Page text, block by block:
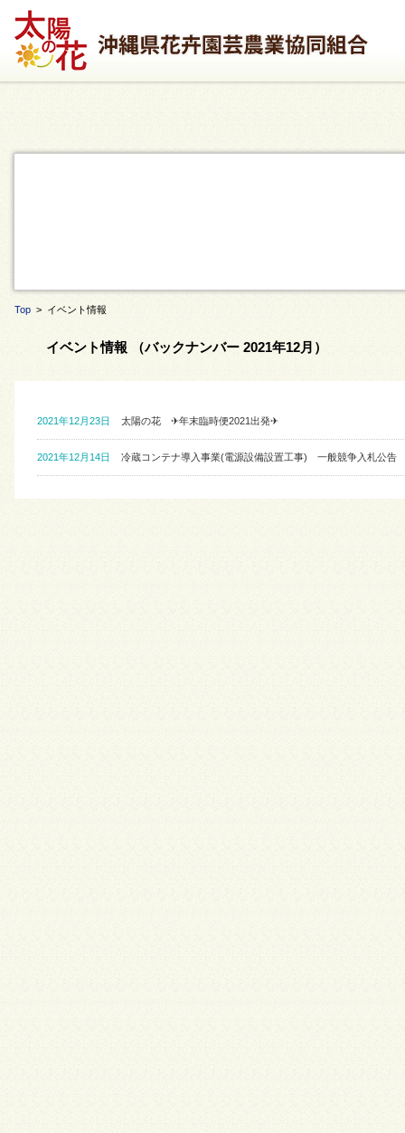
Top > イベント情報
イベント情報 （バックナンバー 2021年12月）
2021年12月23日 太陽の花 ✈年末臨時便2021出発✈
2021年12月14日 冷蔵コンテナ導入事業(電源設備設置工事) 一般競争入札公告